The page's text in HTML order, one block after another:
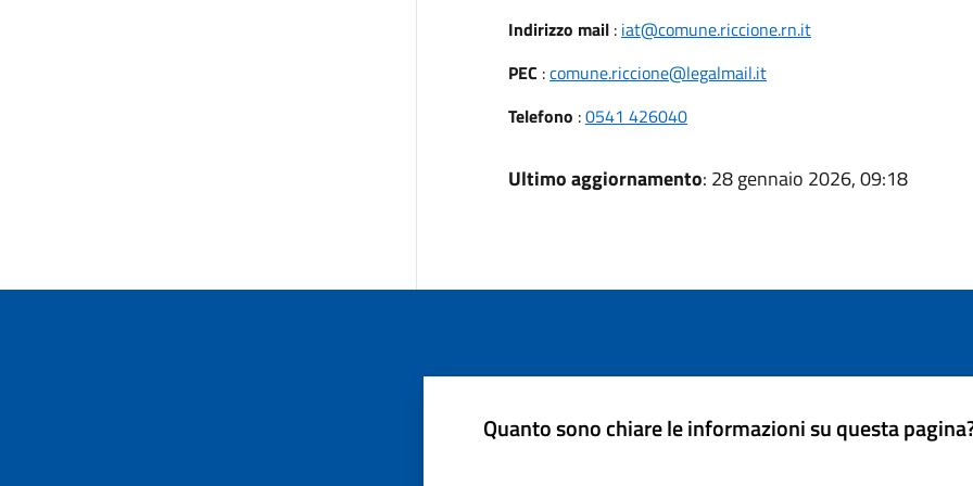
Indirizzo mail: iat@comune.riccione.rn.it
PEC :comune.riccione@legalmail.it
Telefono :0541 426040
Ultimo aggiornamento: 28 gennaio 2026, 09:18
Quanto sono chiare le informazioni su questa